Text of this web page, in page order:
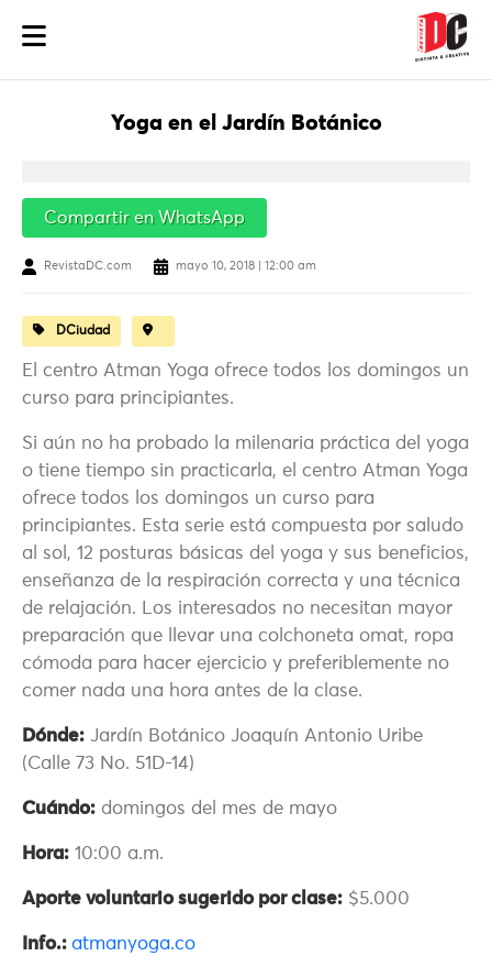
Yoga en el Jardín Botánico
Compartir en WhatsApp
RevistaDC.com mayo 10, 2018 | 12:00 am
DCiudad
El centro Atman Yoga ofrece todos los domingos un
curso para principiantes.
Si aún no ha probado la milenaria práctica del yoga
o tiene tiempo sin practicarla, el centro Atman Yoga
ofrece todos los domingos un curso para
principiantes. Esta serie está compuesta por saludo
al sol, 12 posturas básicas del yoga y sus beneficios,
enseñanza de la respiración correcta y una técnica
de relajación. Los interesados no necesitan mayor
preparación que llevar una colchoneta omat, ropa
cómoda para hacer ejercicio y preferiblemente no
comer nada una hora antes de la clase.
Dónde: Jardín Botánico Joaquín Antonio Uribe
(Calle 73 No. 51D-14)
Cuándo: domingos del mes de mayo
Hora: 10:00 a.m.
Aporte voluntario sugerido por clase: $5.000
Info.: atmanyoga.co